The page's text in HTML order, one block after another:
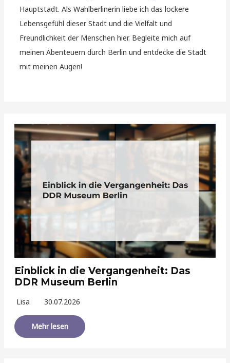
Hauptstadt. Als Wahlberlinerin liebe ich das lockere
Lebensgefühl dieser Stadt und die Vielfalt und
Freundlichkeit der Menschen hier. Begleite mich auf
meinen Abenteuern durch Berlin und entdecke die Stadt
mit meinen Augen!
Einblick in die Vergangenheit: Das
DDR Museum Berlin
Lisa 30.07.2026
Mehr lesen